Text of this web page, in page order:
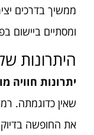
ממשיך בדרכים
ומסתיים ביישום
היתרונות
יתרונות חוויה
שאין כדוגמתה.
את החופשה